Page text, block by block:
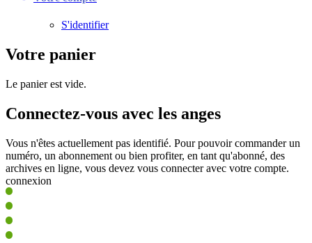
S'identifier
Votre panier
Le panier est vide.
Connectez-vous avec les anges
Vous n'êtes actuellement pas identifié. Pour pouvoir commander un
numéro, un abonnement ou bien profiter, en tant qu'abonné, des
archives en ligne, vous devez vous connecter avec votre compte.
connexion